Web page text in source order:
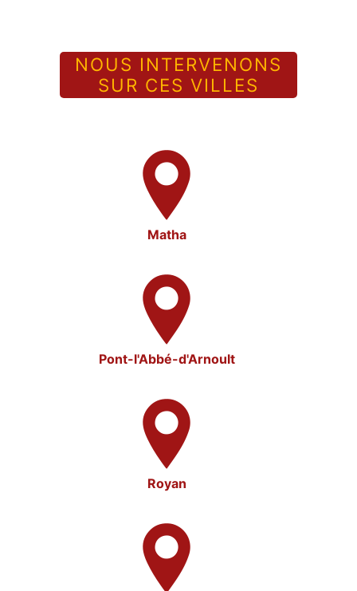
NOUS INTERVENONS
SUR CES VILLES
Matha
Pont-l'Abbé-d'Arnoult
Royan